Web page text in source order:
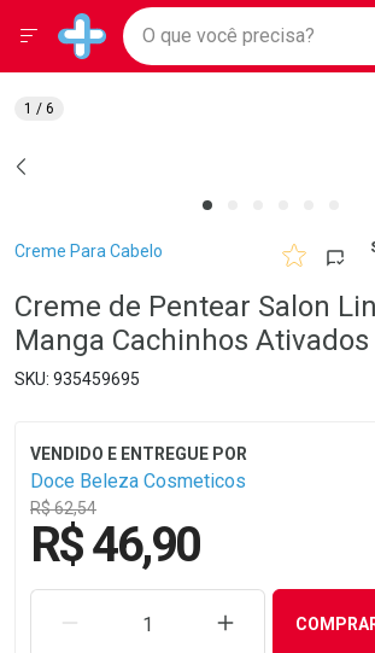
Drogarias Pacheco
Baixe nosso APP e aproveite Ofertas
Ir direto para a home
pela página
Ir direto para o conteúdo
Ir direto para a busca
Ir direto para a conta
Faça a sua busca
O que você precisa?
Menu
Breadcrumb
Creme Para Cabelo
Creme de Pentear Salon
Manga Cachinhos Ativados
935459695
Doce Beleza Cosmeticos
R$ 62,54
R$ 46,90
REMOVER UMA UNIDADEAUMENTAR UMA
1 / 6